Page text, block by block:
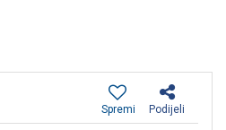
Podijeli
Spremi